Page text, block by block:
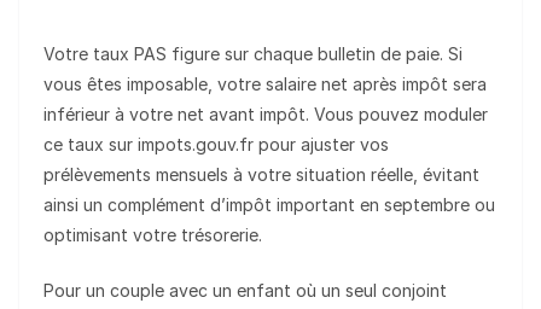
Votre taux PAS figure sur chaque bulletin de paie. Si
vous êtes imposable, votre salaire net après impôt sera
inférieur à votre net avant impôt. Vous pouvez moduler
ce taux sur impots.gouv.fr pour ajuster vos
prélèvements mensuels à votre situation réelle, évitant
ainsi un complément d’impôt important en septembre ou
optimisant votre trésorerie.
Pour un couple avec un enfant où un seul conjoint